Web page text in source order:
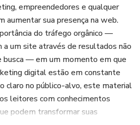
empreendedores e qualquer
aumentar sua presença na web.
do tráfego orgânico —
a um site através de resultados não
busca — em um momento em que
digital estão em constante
claro no público-alvo, este material
leitores com conhecimentos
podem transformar suas